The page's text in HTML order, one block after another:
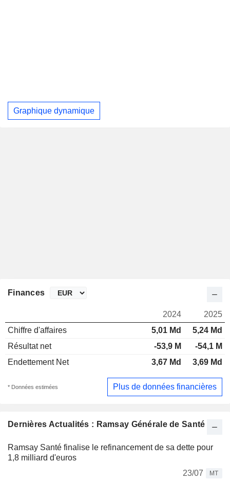
Graphique dynamique
Dernières Actualités : Ramsay Générale de Santé
Ramsay Santé finalise le refinancement de sa dette pour
1,8 milliard d'euros
23/07
MT
Finances
2024
2025
Chiffre d'affaires
5,01 Md
5,24 Md
Résultat net
-53,9 M
-54,1 M
Endettement Net
3,67 Md 3,69 Md
* Données estimées Plus de données financières